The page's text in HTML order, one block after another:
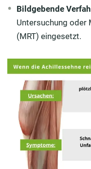
Bildgebende
Untersuchung oder
(MRT) eingesetzt.